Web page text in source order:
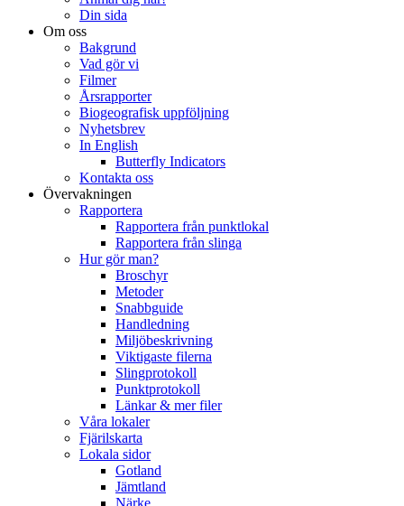
Din sida
Om oss
Bakgrund
Vad gör vi
Filmer
Årsrapporter
Biogeografisk uppföljning
Nyhetsbrev
In English
Butterfly Indicators
Kontakta oss
Övervakningen
Rapportera
Rapportera från punktlokal
Rapportera från slinga
Hur gör man?
Broschyr
Metoder
Snabbguide
Handledning
Miljöbeskrivning
Viktigaste filerna
Slingprotokoll
Punktprotokoll
Länkar & mer filer
Våra lokaler
Fjärilskarta
Lokala sidor
Gotland
Jämtland
Närke